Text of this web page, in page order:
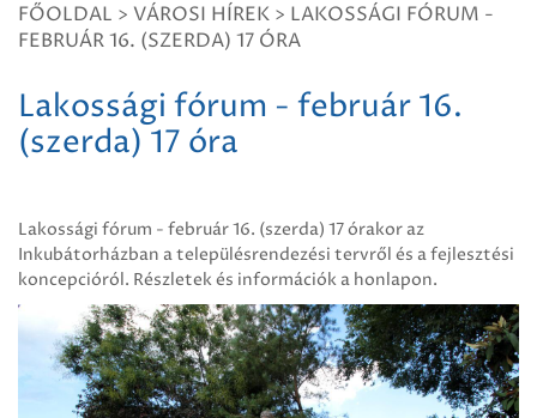
FŐOLDAL > VÁROSI HÍREK > LAKOSSÁGI FÓRUM -
FEBRUÁR 16. (SZERDA) 17 ÓRA
Lakossági fórum - február 16.
(szerda) 17 óra
Lakossági fórum - február 16. (szerda) 17 órakor az
Inkubátorházban a településrendezési tervről és a fejlesztési
koncepcióról. Részletek és információk a honlapon.